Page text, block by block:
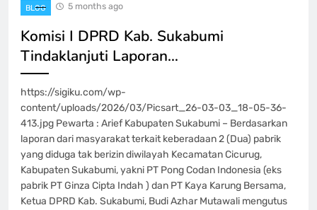
BLOG 5 months ago
Komisi I DPRD Kab. Sukabumi
Tindaklanjuti Laporan…
https://sigiku.com/wp-
content/uploads/2026/03/Picsart_26-03-03_18-05-36-
413.jpg Pewarta : Arief Kabupaten Sukabumi – Berdasarkan
laporan dari masyarakat terkait keberadaan 2 (Dua) pabrik
yang diduga tak berizin diwilayah Kecamatan Cicurug,
Kabupaten Sukabumi, yakni PT Pong Codan Indonesia (eks
pabrik PT Ginza Cipta Indah ) dan PT Kaya Karung Bersama,
Ketua DPRD Kab. Sukabumi, Budi Azhar Mutawali mengutus